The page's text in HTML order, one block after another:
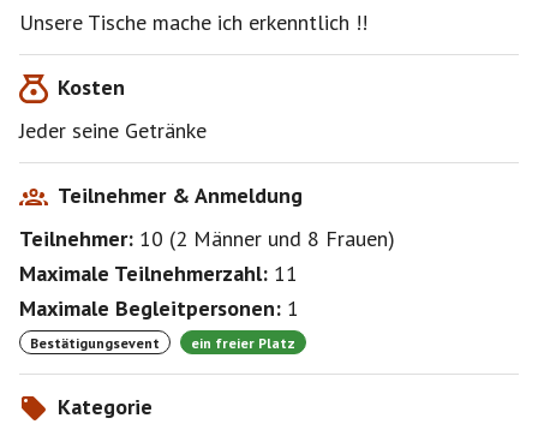
Anfahrtsbeschreibung:
-dem Bike oder Radl
-mit dem Dampfer (S-Bahn Herrsching)
-oder auch schwimmen (ab Herrsching)
Kosten
Jeder seine Getränke
Teilnehmer & Anmeldung
Teilnehmer: 10 (2 Männer und 8 Frauen)
Maximale Teilnehmerzahl: 11
Maximale Begleitpersonen: 1
Bestätigungsevent ein freier Platz
Kategorie